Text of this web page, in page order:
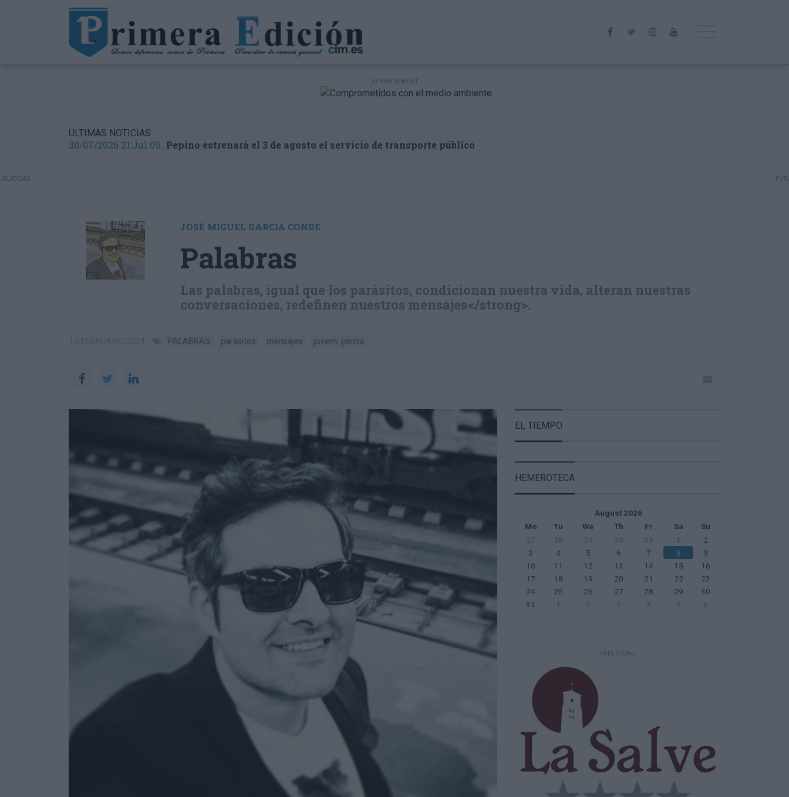
ÚLTIMAS NOTICIAS
30/07/2026 21:Jul 09. Pepino estrenará el 3 de agosto el servicio de transporte público
JOSÉ MIGUEL GARCÍA CONDE
Palabras
Las palabras, igual que los parásitos, condicionan nuestra vida, alteran nuestras
conversaciones, redefinen nuestros mensajes</strong>.
PALABRAS paràsitos mensajes josemi garcia
EL TIEMPO
HEMEROTECA
August 2026
Mo
Tu We Th Fr Sa
Su
27
28 29 30 31 1
2
3
4 5 6 7 8
9
10
11 12 13 14 15
16
17
18 19 20 21 22
23
24
25 26 27 28 29
30
31
1 2 3 4 5 6